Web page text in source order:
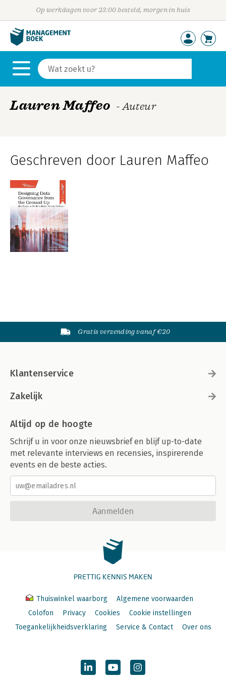
Op werkdagen voor 23:00 besteld, morgen in huis
Lauren Maffeo - Auteur
Geschreven door Lauren Maffeo
Gratis verzending vanaf €20
Klantenservice
Zakelijk
Altijd op de hoogte
Schrijf u in voor onze nieuwsbrief en blijf up-to-date
met relevante interviews en recensies, inspirerende
events en de beste acties.
Aanmelden
PRETTIG KENNIS MAKEN
Thuiswinkel waarborg
Algemene voorwaarden
Colofon
Privacy Cookies
Cookie instellingen
Toegankelijkheidsverklaring
Service & Contact Over ons